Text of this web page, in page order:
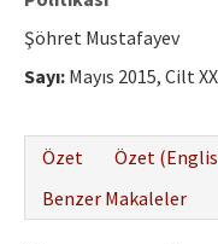
Şöhret Mustafayev
Sayı: Mayıs 2015, Cilt
Özet
Özet
Benzer Makaleler